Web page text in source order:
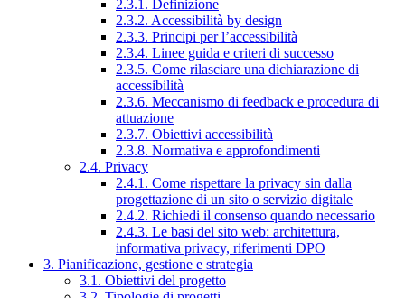
2.3.1. Definizione
2.3.2. Accessibilità by design
2.3.3. Principi per l’accessibilità
2.3.4. Linee guida e criteri di successo
2.3.5. Come rilasciare una dichiarazione di
accessibilità
2.3.6. Meccanismo di feedback e procedura di
attuazione
2.3.7. Obiettivi accessibilità
2.3.8. Normativa e approfondimenti
2.4. Privacy
2.4.1. Come rispettare la privacy sin dalla
progettazione di un sito o servizio digitale
2.4.2. Richiedi il consenso quando necessario
2.4.3. Le basi del sito web: architettura,
informativa privacy, riferimenti DPO
3. Pianificazione, gestione e strategia
3.1. Obiettivi del progetto